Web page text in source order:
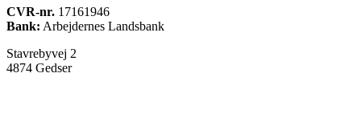
CVR-nr. 17161946
Bank: Arbejdernes Landsbank
Stavrebyvej 2
4874 Gedser